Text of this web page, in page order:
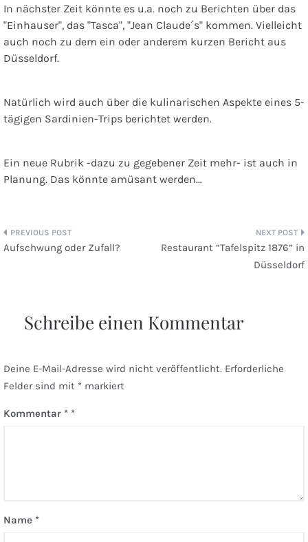
In nächster Zeit könnte es u.a. noch zu Berichten über das
"Einhauser", das "Tasca", "Jean Claude´s" kommen. Vielleicht
auch noch zu dem ein oder anderem kurzen Bericht aus
Düsseldorf.
Natürlich wird auch über die kulinarischen Aspekte eines 5-
tägigen Sardinien-Trips berichtet werden.
Ein neue Rubrik -dazu zu gegebener Zeit mehr- ist auch in
Planung. Das könnte amüsant werden…
Beitragsnavigation
Aufschwung oder Zufall?
Restaurant “Tafelspitz 1876” in
Düsseldorf
Schreibe einen Kommentar
Deine E-Mail-Adresse wird nicht veröffentlicht. Erforderliche
Felder sind mit * markiert
Kommentar *
Name *